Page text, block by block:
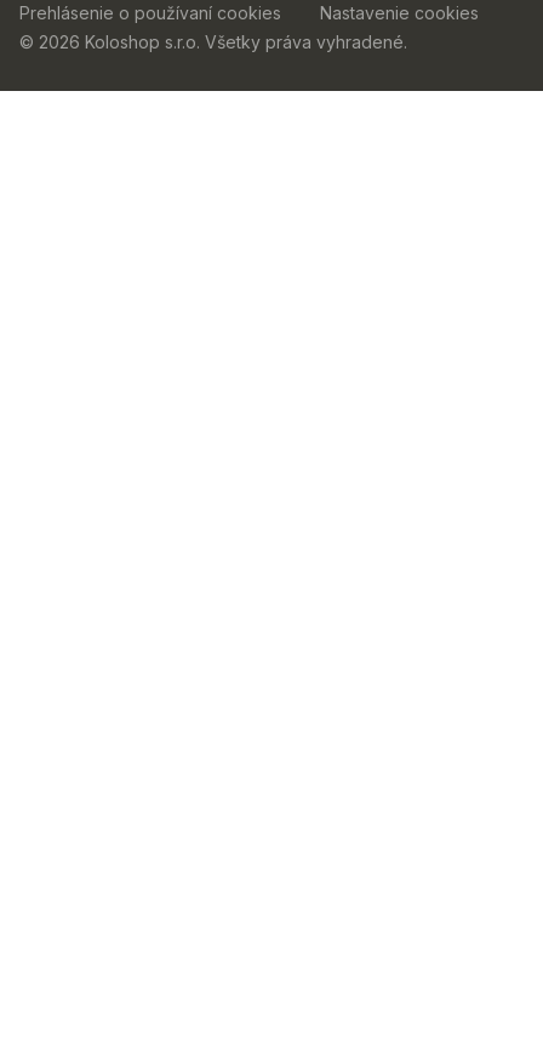
Prehlásenie o používaní cookies
Nastavenie cookies
© 2026 Koloshop s.r.o. Všetky práva vyhradené.